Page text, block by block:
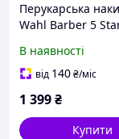
Перукарська
Wahl Barber 5
В наявності
від 140₴/міс
1 399₴
Купити